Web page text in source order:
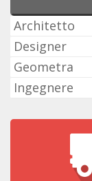
Architetto
Designer
Geometra
Ingegnere